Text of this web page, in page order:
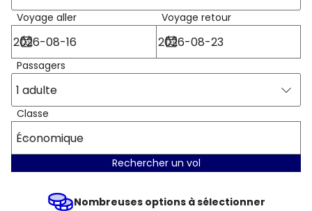
Voyage aller Voyage retour
Passagers
1 adulte
Classe
Économique
Rechercher un vol
Nombreuses options à sélectionner